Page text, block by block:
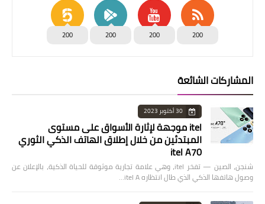
200
200
200
200
المشاركات الشائعة
30 أكتوبر 2023
itel موجهة لإثارة الأسواق على مستوى
المبتدئين من خلال إطلاق الهاتف الذكي الثوري
itel A70
شنجن، الصين — تفخر itel، وهي علامة تجارية موثوقة للحياة الذكية، بالإعلان عن
وصول هاتفها الذكي الذي طال انتظاره itel A…